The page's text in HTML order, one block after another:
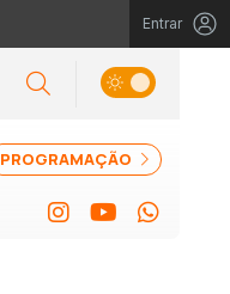
Entrar
PROGRAMAÇÃO